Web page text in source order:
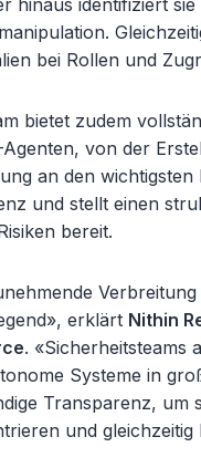
hinaus identifiziert
bei Rollen und
bietet zudem
von der
an den
und stellt einen
bereit.
erklärt Nithin
. «Sicherheitsteams
Systeme in
Transparenz, um
und